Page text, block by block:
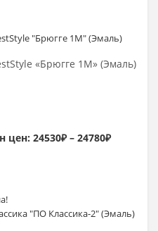
«Брюгге 1М» (Эмаль)
цен: 24530₽ – 24780₽
>
>